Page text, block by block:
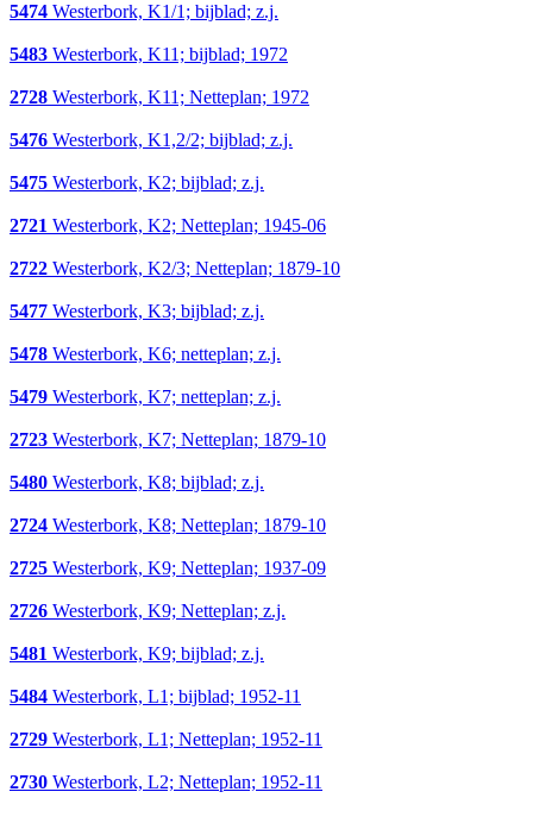
5474 Westerbork, K1/1; bijblad; z.j.
5483 Westerbork, K11; bijblad; 1972
2728 Westerbork, K11; Netteplan; 1972
5476 Westerbork, K1,2/2; bijblad; z.j.
5475 Westerbork, K2; bijblad; z.j.
2721 Westerbork, K2; Netteplan; 1945-06
2722 Westerbork, K2/3; Netteplan; 1879-10
5477 Westerbork, K3; bijblad; z.j.
5478 Westerbork, K6; netteplan; z.j.
5479 Westerbork, K7; netteplan; z.j.
2723 Westerbork, K7; Netteplan; 1879-10
5480 Westerbork, K8; bijblad; z.j.
2724 Westerbork, K8; Netteplan; 1879-10
2725 Westerbork, K9; Netteplan; 1937-09
2726 Westerbork, K9; Netteplan; z.j.
5481 Westerbork, K9; bijblad; z.j.
5484 Westerbork, L1; bijblad; 1952-11
2729 Westerbork, L1; Netteplan; 1952-11
2730 Westerbork, L2; Netteplan; 1952-11